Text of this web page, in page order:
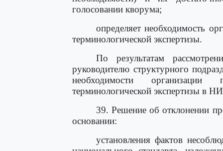
голосовании кворума;
определяет необходимость
терминологической экспертизы.
По результатам
руководителю структурного
необходимости
терминологической экспертизы в
39. Решение об отклонении
основании:
установления фактов